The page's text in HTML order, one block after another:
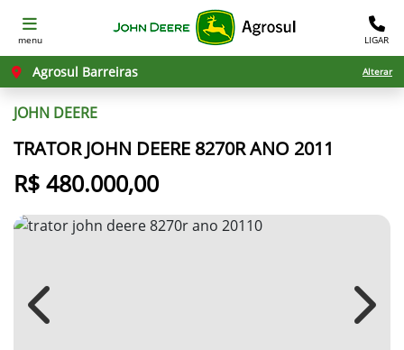
menu LIGAR
Agrosul Barreiras Alterar
JOHN DEERE
TRATOR JOHN DEERE 8270R ANO 2011
R$ 480.000,00
Previous Next